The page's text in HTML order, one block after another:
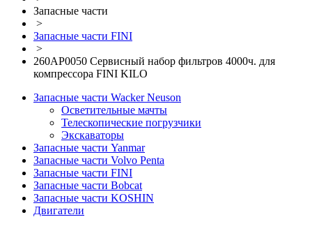
Запасные части
>
Запасные части FINI
>
260AP0050 Сервисный набор фильтров 4000ч. для
компрессора FINI KILO
Запасные части Wacker Neuson
Осветительные мачты
Телескопические погрузчики
Экскаваторы
Запасные части Yanmar
Запасные части Volvo Penta
Запасные части FINI
Запасные части Bobcat
Запасные части KOSHIN
Двигатели